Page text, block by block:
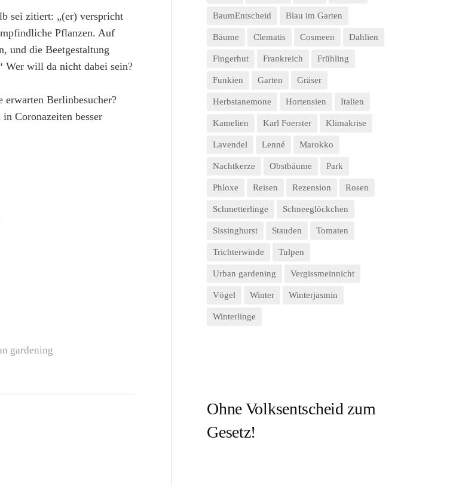
sei zitiert: „(er) verspricht
Pflanzen. Auf
und die Beetgestaltung
Wer will da nicht dabei sein?
Berlinbesucher?
Coronazeiten besser
gardening
BaumEntscheid Blau im Garten
Bäume Clematis Cosmeen Dahlien
Fingerhut Frankreich Frühling
Funkien Garten Gräser
Herbstanemone Hortensien Italien
Kamelien Karl Foerster Klimakrise
Lavendel Lenné Marokko
Nachtkerze Obstbäume Park
Phloxe Reisen Rezension Rosen
Schmetterlinge Schneeglöckchen
Sissinghurst Stauden Tomaten
Trichterwinde Tulpen
Urban gardening Vergissmeinnicht
Vögel Winter Winterjasmin
Winterlinge
Ohne Volksentscheid zum
Gesetz!